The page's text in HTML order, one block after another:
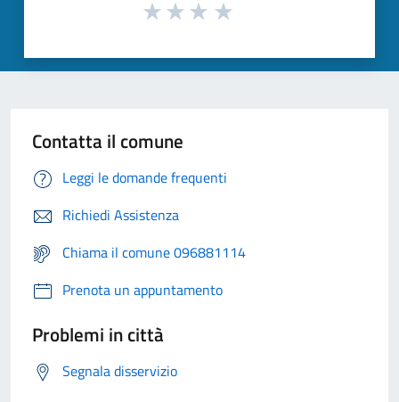
Contatta il comune
Leggi le domande frequenti
Richiedi Assistenza
Chiama il comune 096881114
Prenota un appuntamento
Problemi in città
Segnala disservizio